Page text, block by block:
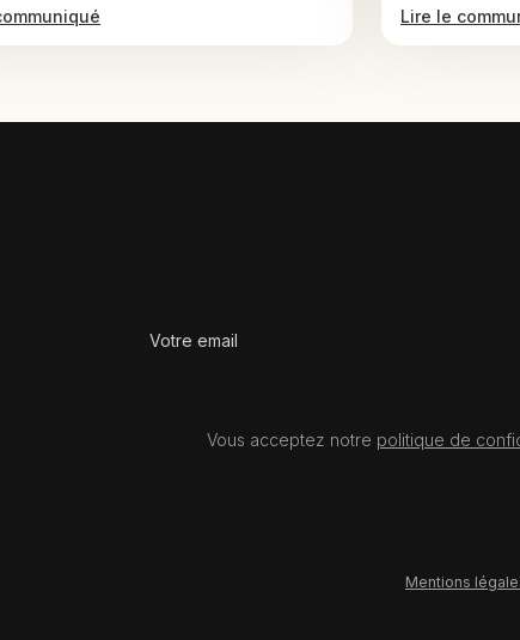
Lire le
Vous acceptez notre politique de
Mentions